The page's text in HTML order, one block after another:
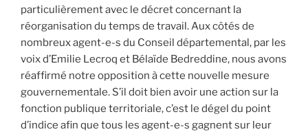
particulièrement avec le décret concernant la
réorganisation du temps de travail. Aux côtés de
nombreux agent-e-s du Conseil départemental, par les
voix d’Emilie Lecroq et Bélaïde Bedreddine, nous avons
réaffirmé notre opposition à cette nouvelle mesure
gouvernementale. S’il doit bien avoir une action sur la
fonction publique territoriale, c’est le dégel du point
d’indice afin que tous les agent-e-s gagnent sur leur